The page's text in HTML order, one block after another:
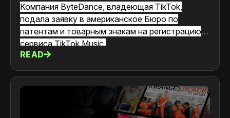
Компания ByteDance, владеющая TikTok,
подала заявку в американское Бюро по
патентам и товарным знакам на регистрацию
сервиса TikTok Music.
READ